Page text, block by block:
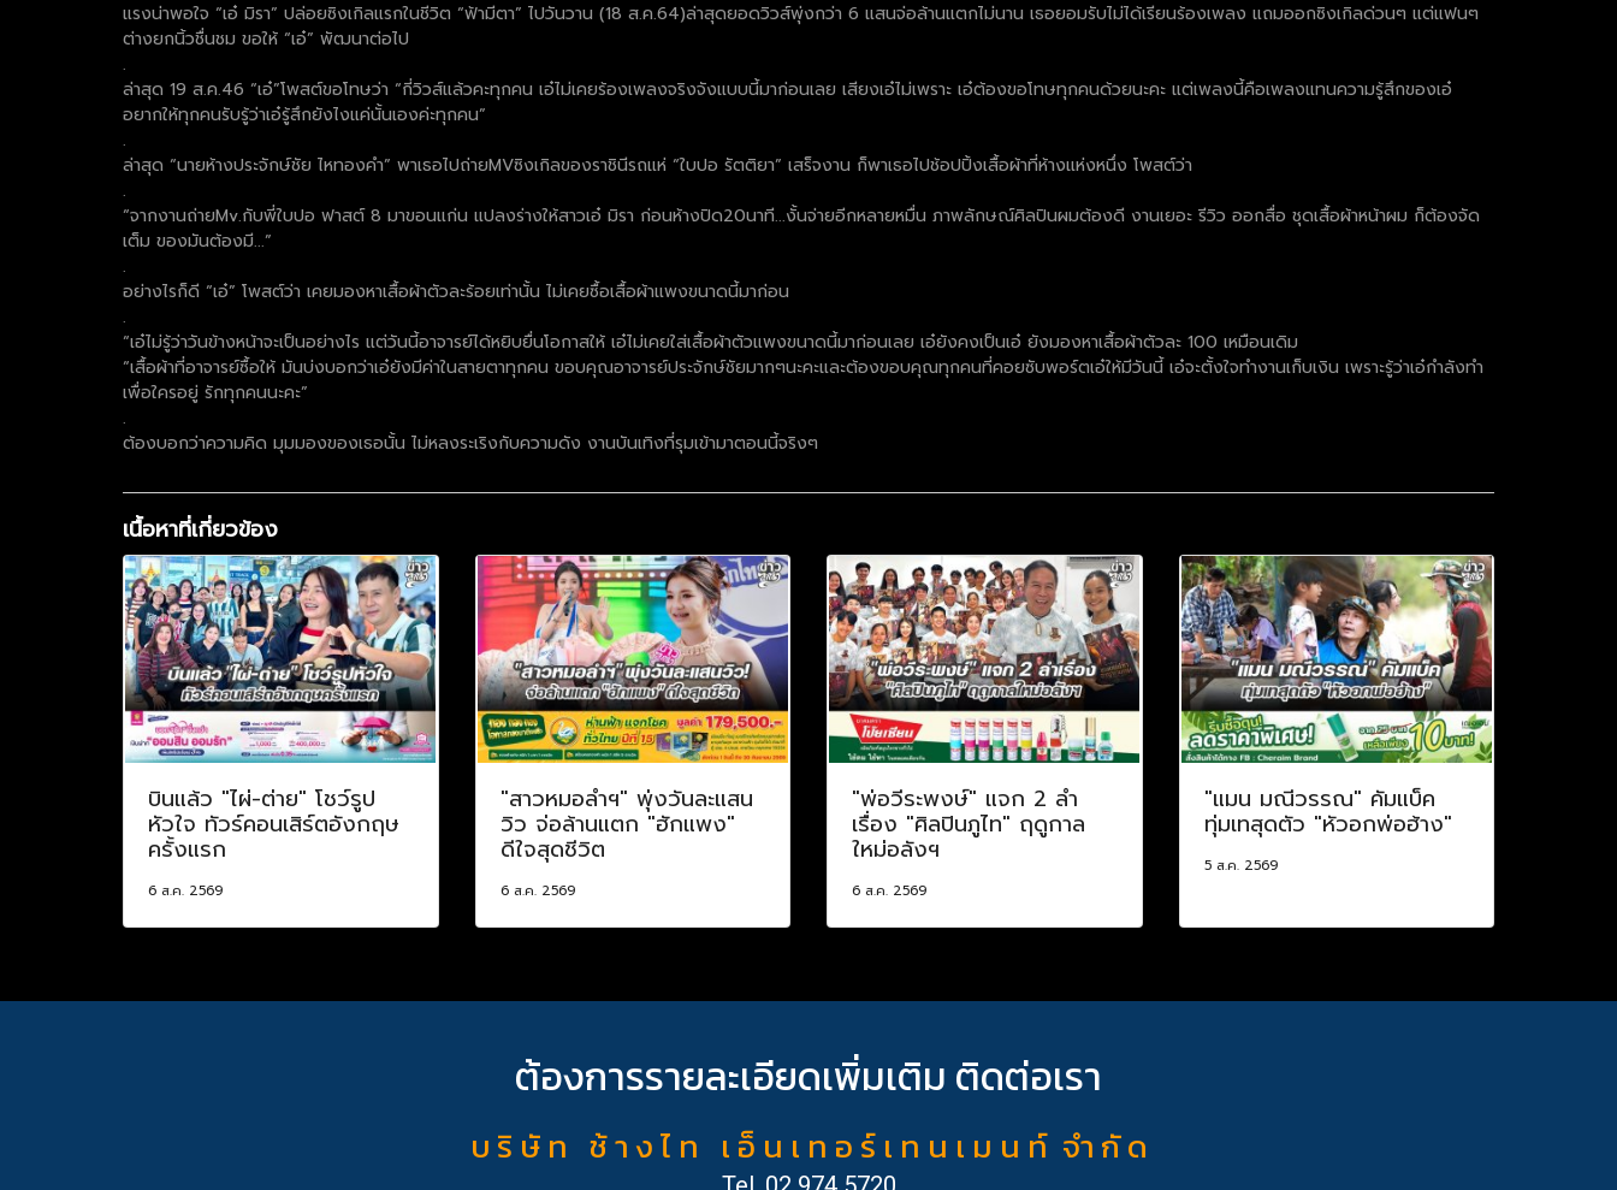
แรงน่าพอใจ “เอ๋ มิรา” ปล่อยซิงเกิลแรกในชีวิต “ฟ้ามีตา” ไปวันวาน (18 ส.ค.64)ล่าสุดยอดวิวส์พุ่งกว่า 6 แสนจ่อล้านแตกไม่นาน เธอยอมรับไม่ได้เรียนร้องเพลง แถมออกซิงเกิลด่วนๆ แต่แฟนๆ
ต่างยกนิ้วชื่นชม ขอให้ “เอ๋” พัฒนาต่อไป
.
ล่าสุด 19 ส.ค.46 “เอ๋”โพสต์ขอโทษว่า “กี่วิวส์แล้วคะทุกคน เอ๋ไม่เคยร้องเพลงจริงจังแบบนี้มาก่อนเลย เสียงเอ๋ไม่เพราะ เอ๋ต้องขอโทษทุกคนด้วยนะคะ แต่เพลงนี้คือเพลงแทนความรู้สึกของเอ๋
อยากให้ทุกคนรับรู้ว่าเอ๋รู้สึกยังไงแค่นั้นเองค่ะทุกคน”
.
ล่าสุด “นายห้างประจักษ์ชัย ไหทองคำ” พาเธอไปถ่ายMVซิงเกิลของราชินีรถแห่ “ใบปอ รัตติยา” เสร็จงาน ก็พาเธอไปช้อปปิ้งเสื้อผ้าที่ห้างแห่งหนึ่ง โพสต์ว่า
.
“จากงานถ่ายMv.กับพี่ใบปอ ฟาสต์ 8 มาขอนแก่น แปลงร่างให้สาวเอ๋ มิรา ก่อนห้างปิด20นาที...งั้นจ่ายอีกหลายหมื่น ภาพลักษณ์ศิลปินผมต้องดี งานเยอะ รีวิว ออกสื่อ ชุดเสื้อผ้าหน้าผม ก็ต้องจัด
เต็ม ของมันต้องมี...”
.
อย่างไรก็ดี “เอ๋” โพสต์ว่า เคยมองหาเสื้อผ้าตัวละร้อยเท่านั้น ไม่เคยซื้อเสื้อผ้าแพงขนาดนี้มาก่อน
.
“เอ๋ไม่รู้ว่าวันข้างหน้าจะเป็นอย่างไร แต่วันนี้อาจารย์ได้หยิบยื่นโอกาสให้ เอ๋ไม่เคยใส่เสื้อผ้าตัวแพงขนาดนี้มาก่อนเลย เอ๋ยังคงเป็นเอ๋ ยังมองหาเสื้อผ้าตัวละ 100 เหมือนเดิม
“เสื้อผ้าที่อาจารย์ซื้อให้ มันบ่งบอกว่าเอ๋ยังมีค่าในสายตาทุกคน ขอบคุณอาจารย์ประจักษ์ชัยมากๆนะคะและต้องขอบคุณทุกคนที่คอยซับพอร์ตเอ๋ให้มีวันนี้ เอ๋จะตั้งใจทำงานเก็บเงิน เพราะรู้ว่าเอ๋กำลังทำ
เพื่อใครอยู่ รักทุกคนนะคะ”
.
ต้องบอกว่าความคิด มุมมองของเธอนั้น ไม่หลงระเริงกับความดัง งานบันเทิงที่รุมเข้ามาตอนนี้จริงๆ
เนื้อหาที่เกี่ยวข้อง
บินแล้ว "ไผ่-ต่าย" โชว์รูป
หัวใจ ทัวร์คอนเสิร์ตอังกฤษ
ครั้งแรก
6 ส.ค. 2569
"สาวหมอลำฯ" พุ่งวันละแสน
วิว จ่อล้านแตก "ฮักแพง"
ดีใจสุดชีวิต
6 ส.ค. 2569
"พ่อวีระพงษ์" แจก 2 ลำ
เรื่อง "ศิลปินภูไท" ฤดูกาล
ใหม่อลังฯ
6 ส.ค. 2569
"แมน มณีวรรณ" คัมแบ็ค
ทุ่มเทสุดตัว "หัวอกพ่อฮ้าง"
5 ส.ค. 2569
ต้องการรายละเอียดเพิ่มเติม ติดต่อเรา
บ ริ ษั ท ช้ า ง ไ ท เ อ็ น เ ท อ ร์ เ ท น เ ม น ท์ จำ กั ด